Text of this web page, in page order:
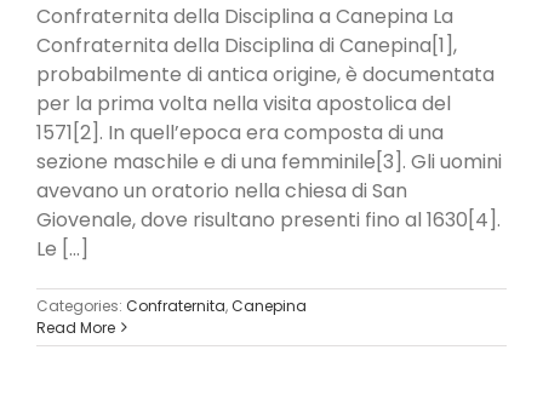
Confraternita della Disciplina a Canepina La
Confraternita della Disciplina di Canepina[1],
probabilmente di antica origine, è documentata
per la prima volta nella visita apostolica del
1571[2]. In quell’epoca era composta di una
sezione maschile e di una femminile[3]. Gli uomini
avevano un oratorio nella chiesa di San
Giovenale, dove risultano presenti fino al 1630[4].
Le [...]
Categories: Confraternita,Canepina
Read More